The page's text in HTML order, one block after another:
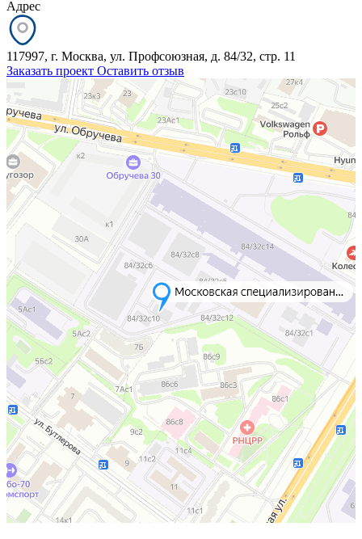
Адрес
117997, г. Москва, ул. Профсоюзная, д. 84/32, стр. 11
Заказать проект Оставить отзыв